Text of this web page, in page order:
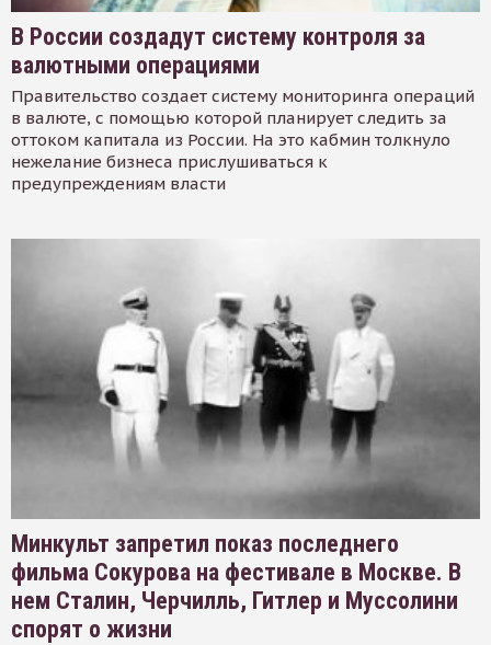
В России создадут систему контроля за
валютными операциями
Правительство создает систему мониторинга операций
в валюте, с помощью которой планирует следить за
оттоком капитала из России. На это кабмин толкнуло
нежелание бизнеса прислушиваться к
предупреждениям власти
Минкульт запретил показ последнего
фильма Сокурова на фестивале в Москве. В
нем Сталин, Черчилль, Гитлер и Муссолини
спорят о жизни